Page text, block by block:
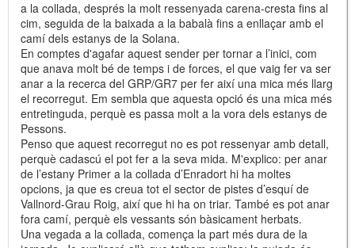
a la collada, després la molt ressenyada carena-cresta fins al
cim, seguida de la baixada a la babalà fins a enllaçar amb el
camí dels estanys de la Solana.
En comptes d'agafar aquest sender per tornar a l’inici, com
que anava molt bé de temps i de forces, el que vaig fer va ser
anar a la recerca del GRP/GR7 per fer així una mica més llarg
el recorregut. Em sembla que aquesta opció és una mica més
entretinguda, perquè es passa molt a la vora dels estanys de
Pessons.
Penso que aquest recorregut no es pot ressenyar amb detall,
perquè cadascú el pot fer a la seva mida. M'explico: per anar
de l’estany Primer a la collada d’Enradort hi ha moltes
opcions, ja que es creua tot el sector de pistes d’esquí de
Vallnord-Grau Roig, així que hi ha on triar. També es pot anar
fora camí, perquè els vessants són bàsicament herbats.
Una vegada a la collada, comença la part més dura de la